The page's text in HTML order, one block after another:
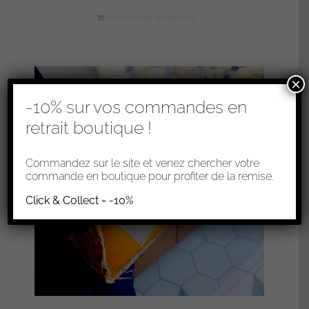
-10% sur vos commandes en
retrait boutique !
Commandez sur le site et venez chercher votre
commande en boutique pour profiter de la remise.
Click & Collect = -10%
×